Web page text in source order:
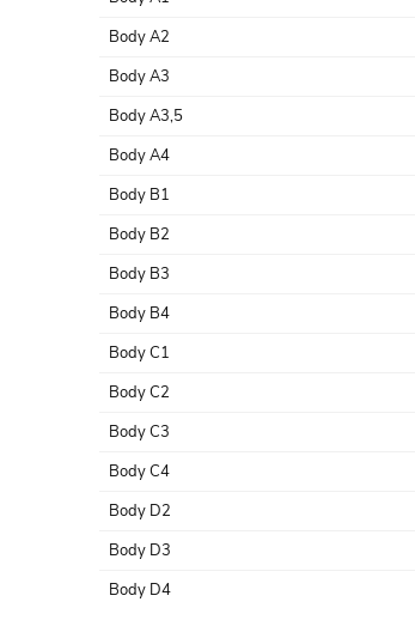
Body A2
Body A3
Body A3,5
Body A4
Body B1
Body B2
Body B3
Body B4
Body C1
Body C2
Body C3
Body C4
Body D2
Body D3
Body D4